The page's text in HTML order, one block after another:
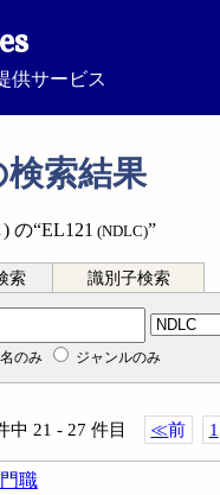
供サービス
索結果
の“EL121 (NDLC)”
索 識別子検索
のみ ジャンルのみ
中 21 - 27 件目 ≪前 1
職